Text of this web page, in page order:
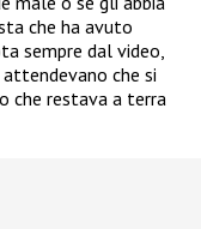
che ha avuto
sempre dal video,
che si
che restava a terra